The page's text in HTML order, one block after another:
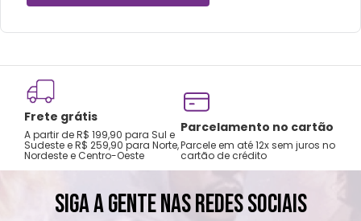
Frete grátis
A partir de R$ 199,90 para Sul e
Sudeste e R$ 259,90 para Norte,
Nordeste e Centro-Oeste
Parcelamento no cartão
Parcele em até 12x sem juros no
cartão de crédito
SIGA A GENTE NAS REDES SOCIAIS